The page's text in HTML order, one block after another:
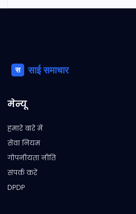
मेन्यू
हमारे बारे में
सेवा नियम
गोपनीयता नीति
संपर्क करें
DPDP